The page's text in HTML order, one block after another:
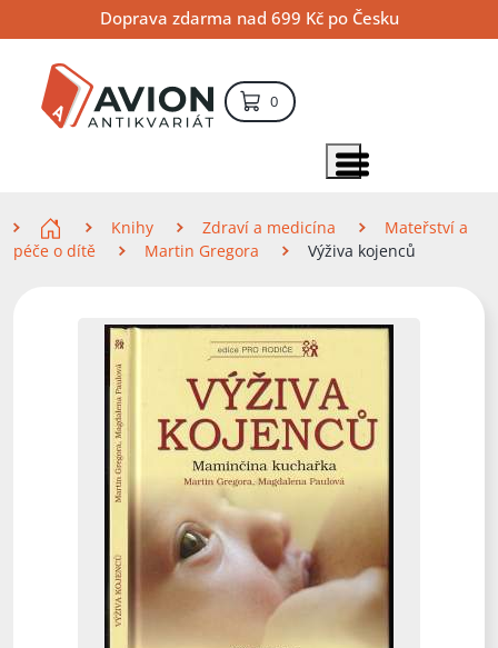
na
obsah
na
navigaci
na
vyhledávání
Doprava zdarma nad 699 Kč po Česku
0položek – košík
Zobrazit položky menu
Knihy Zdraví a medicína
Mateřství a
péče o dítě
Martin Gregora Výživa kojenců